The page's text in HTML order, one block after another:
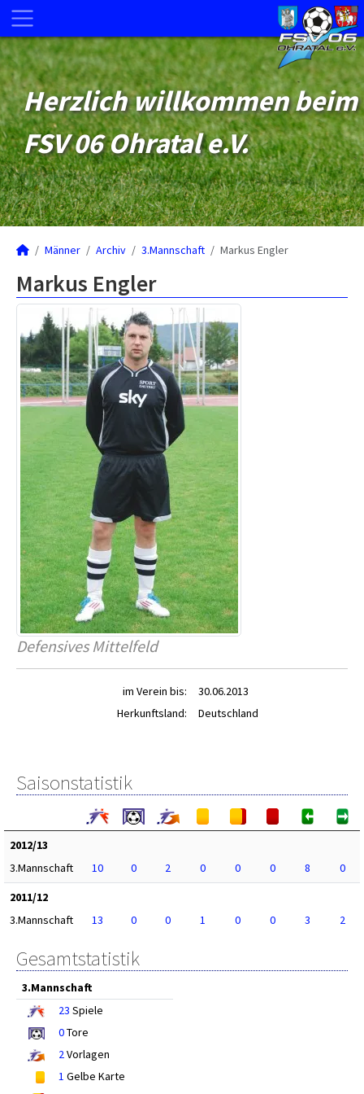
Herzlich willkommen beim
FSV 06 Ohratal e.V.
Männer Archiv 3.Mannschaft Markus Engler
Markus Engler
Defensives Mittelfeld
im Verein bis:
30.06.2013
Herkunftsland:
Deutschland
Saisonstatistik
2012/13
3.Mannschaft
10 0 2 0 0 0 8
0
2011/12
3.Mannschaft
13 0 0 1 0 0 3 2
Gesamtstatistik
3.Mannschaft
23 Spiele
0Tore
2Vorlagen
1 Gelbe Karte